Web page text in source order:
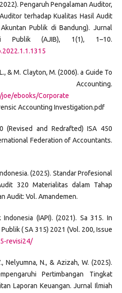
Pengaruh Pengalaman Auditor,
terhadap Kualitas Hasil Audit
Publik di Bandung). Jurnal
Publik (AJIB), 1(1), 1–10.
& M. Clayton, M. (2006). a Guide To
ebooks/Corporate
Accounting Investigation.pdf
(Revised and Redrafted) ISA 450
Federation of Accountants.
(2025). Standar Profesional
320 Materialitas dalam Tahap
Audit: Vol. Amandemen.
(IAPI). (2021). Sa 315. In
( SA 315) 2021 (Vol. 200, Issue
revisi24/
Nelyumna, N., & Azizah, W. (2025).
Pertimbangan Tingkat
Laporan Keuangan. Jurnal Ilmiah